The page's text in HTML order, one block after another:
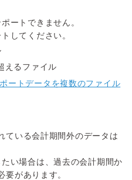
ートできません。
してください。
えるファイル
ートデータを複数のファイル
ている会計期間外のデータは
い場合は、過去の会計期間か
要があります。